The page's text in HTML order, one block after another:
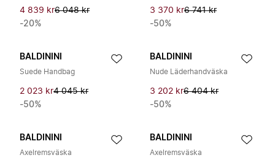
4 839 kr6 048 kr
-20%
3 370 kr6 741 kr
-50%
BALDININI
Suede Handbag
2 023 kr4 045 kr
-50%
BALDININI
Nude Läderhandväska
3 202 kr6 404 kr
-50%
BALDININI
Axelremsväska
BALDININI
Axelremsväska